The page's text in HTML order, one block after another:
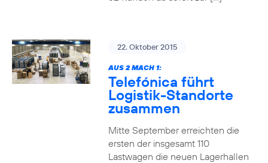
22. Oktober 2015
AUS 2 MACH 1:
Telefónica führt
Logistik-Standorte
zusammen
Mitte September erreichten die
ersten der insgesamt 110
Lastwagen die neuen Lagerhallen